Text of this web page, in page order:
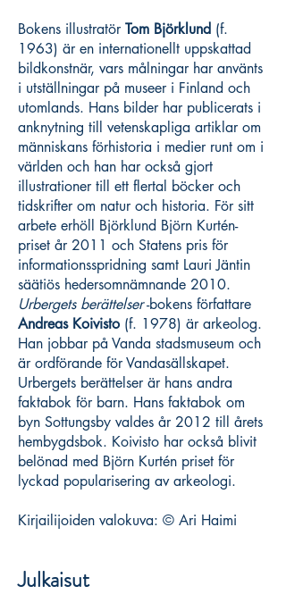
Bokens illustratör Tom Björklund (f.
1963) är en internationellt uppskattad
bildkonstnär, vars målningar har använts
i utställningar på museer i Finland och
utomlands. Hans bilder har publicerats i
anknytning till vetenskapliga artiklar om
människans förhistoria i medier runt om i
världen och han har också gjort
illustrationer till ett flertal böcker och
tidskrifter om natur och historia. För sitt
arbete erhöll Björklund Björn Kurtén-
priset år 2011 och Statens pris för
informationsspridning samt Lauri Jäntin
säätiös hedersomnämnande 2010.
Urbergets berättelser-bokens författare
Andreas Koivisto (f. 1978) är arkeolog.
Han jobbar på Vanda stadsmuseum och
är ordförande för Vandasällskapet.
Urbergets berättelser är hans andra
faktabok för barn. Hans faktabok om
byn Sottungsby valdes år 2012 till årets
hembygdsbok. Koivisto har också blivit
belönad med Björn Kurtén priset för
lyckad popularisering av arkeologi.
Kirjailijoiden valokuva: © Ari Haimi
Julkaisut